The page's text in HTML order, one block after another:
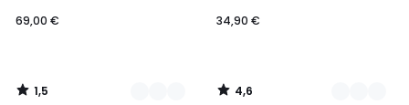
69,00 €
1,5
/
34,90 €
4,6
/